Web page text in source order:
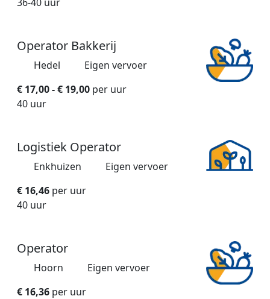
Operator Bakkerij
Hedel
Eigen vervoer
€ 17,00 - € 19,00 per uur
40 uur
Logistiek Operator
Enkhuizen
Eigen vervoer
€ 16,46 per uur
40 uur
Operator
Hoorn
Eigen vervoer
€ 16,36 per uur